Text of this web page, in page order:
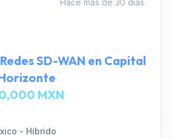
Hace más de 30 días.
SD-WAN en Capital
MXN
- Híbrido